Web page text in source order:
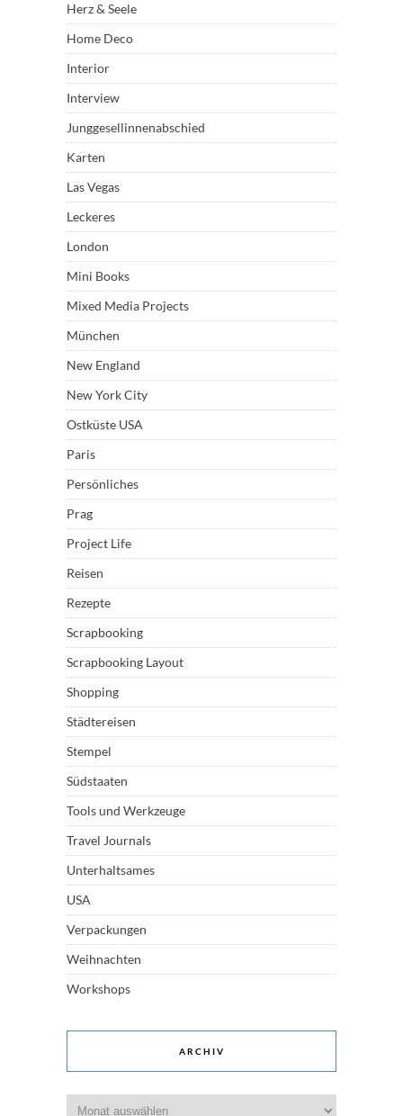
Herz & Seele
Home Deco
Interior
Interview
Junggesellinnenabschied
Karten
Las Vegas
Leckeres
London
Mini Books
Mixed Media Projects
München
New England
New York City
Ostküste USA
Paris
Persönliches
Prag
Project Life
Reisen
Rezepte
Scrapbooking
Scrapbooking Layout
Shopping
Städtereisen
Stempel
Südstaaten
Tools und Werkzeuge
Travel Journals
Unterhaltsames
USA
Verpackungen
Weihnachten
Workshops
ARCHIV